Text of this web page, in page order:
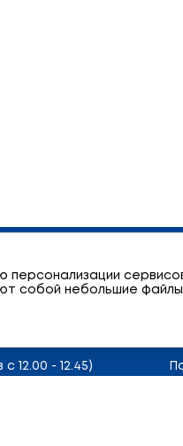
переулок, 17
12.00 - 12.45)
персонализации
собой небольшие